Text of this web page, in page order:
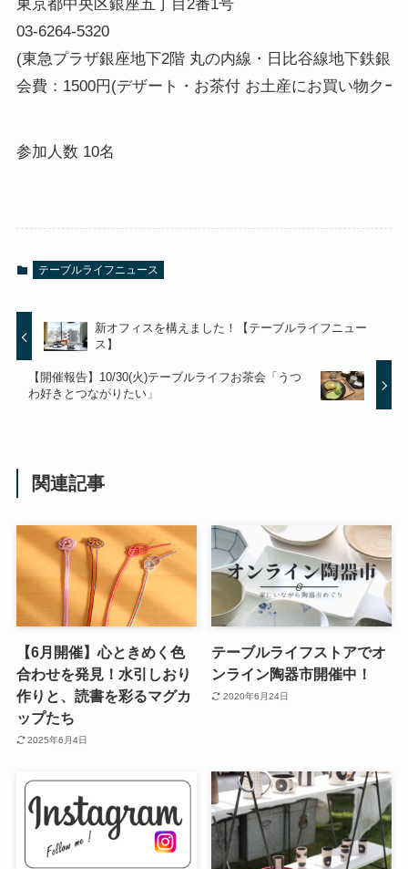
東京都中央区銀座五丁目2番1号
03-6264-5320
(東急プラザ銀座地下2階 丸の内線・日比谷線地下鉄銀
会費：1500円(デザート・お茶付 お土産にお買い物クー
参加人数 10名
テーブルライフニュース
新オフィスを構えました！【テーブルライフニュー
ス】
【開催報告】10/30(火)テーブルライフお茶会「うつ
わ好きとつながりたい」
関連記事
【6月開催】心ときめく色
合わせを発見！水引しおり
作りと、読書を彩るマグカ
ップたち
2025年6月4日
テーブルライフストアでオ
ンライン陶器市開催中！
2020年6月24日